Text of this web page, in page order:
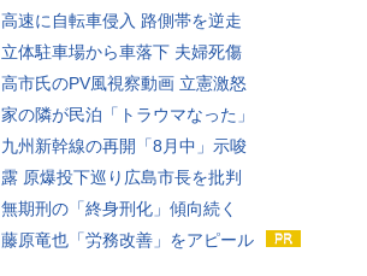
高速に自転車侵入 路側帯を逆走
立体駐車場から車落下 夫婦死傷
高市氏のPV風視察動画 立憲激怒
家の隣が民泊「トラウマなった」
九州新幹線の再開「8月中」示唆
露 原爆投下巡り広島市長を批判
無期刑の「終身刑化」傾向続く
藤原竜也「労務改善」をアピール